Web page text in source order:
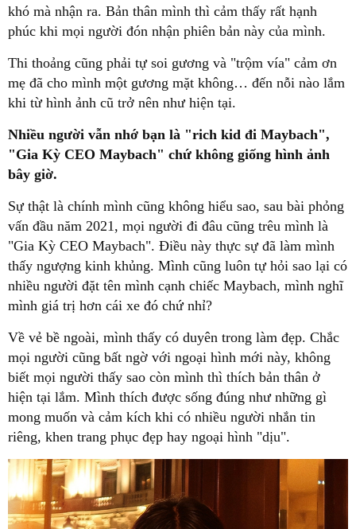
khó mà nhận ra. Bản thân mình thì cảm thấy rất hạnh
phúc khi mọi người đón nhận phiên bản này của mình.
Thi thoảng cũng phải tự soi gương và "trộm vía" cảm ơn
mẹ đã cho mình một gương mặt không… đến nỗi nào lắm
khi từ hình ảnh cũ trở nên như hiện tại.
Nhiều người vẫn nhớ bạn là "rich kid đi Maybach",
"Gia Kỳ CEO Maybach" chứ không giống hình ảnh
bây giờ.
Sự thật là chính mình cũng không hiểu sao, sau bài phỏng
vấn đầu năm 2021, mọi người đi đâu cũng trêu mình là
"Gia Kỳ CEO Maybach". Điều này thực sự đã làm mình
thấy ngượng kinh khủng. Mình cũng luôn tự hỏi sao lại có
nhiều người đặt tên mình cạnh chiếc Maybach, mình nghĩ
mình giá trị hơn cái xe đó chứ nhỉ?
Về vẻ bề ngoài, mình thấy có duyên trong làm đẹp. Chắc
mọi người cũng bất ngờ với ngoại hình mới này, không
biết mọi người thấy sao còn mình thì thích bản thân ở
hiện tại lắm. Mình thích được sống đúng như những gì
mong muốn và cảm kích khi có nhiều người nhắn tin
riêng, khen trang phục đẹp hay ngoại hình "dịu".